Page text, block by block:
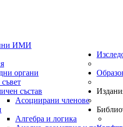
ИМИ
органи
състав
Асоциирани членове
Алгебра и логика